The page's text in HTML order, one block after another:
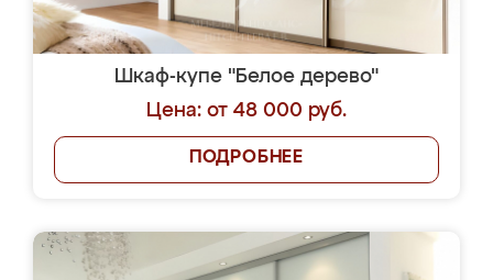
Шкаф-купе "Белое дерево"
Цена: от 48 000 руб.
ПОДРОБНЕЕ